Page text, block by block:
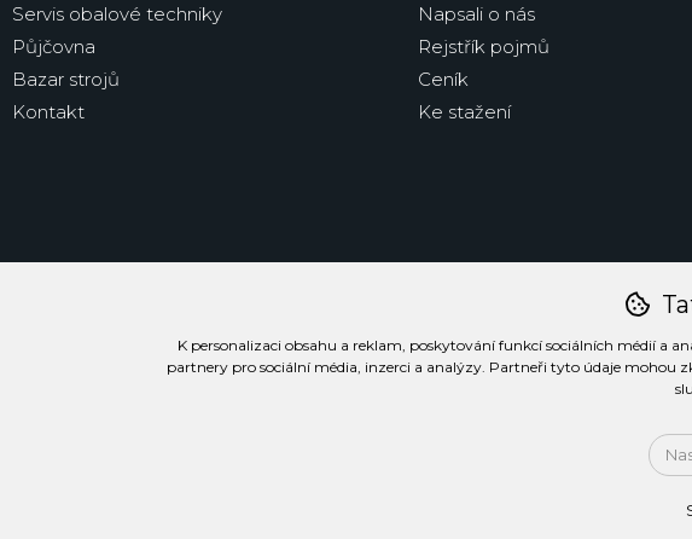
Servis obalové techniky
Půjčovna
Bazar strojů
Kontakt
Napsali o nás
Rejstřík pojmů
Ceník
Ke stažení
Informace o zpracování
K personalizaci obsahu a reklam, poskytování funkcí sociálních médií a
partnery pro sociální média, inzerci a analýzy. Partneři tyto údaje mohou